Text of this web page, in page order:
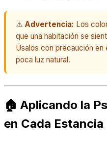
⚠️ Advertencia: Los
que una habitación se
Úsalos con precaución
poca luz natural.
🏠 Aplicando la
en Cada Estancia